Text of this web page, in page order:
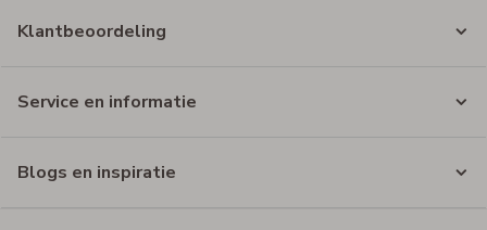
Klantbeoordeling
Service en informatie
Blogs en inspiratie